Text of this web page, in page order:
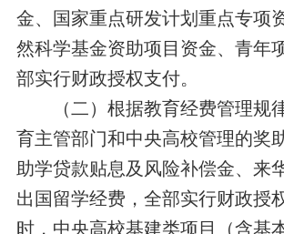
金、国家重点研发计划重点专项
然科学基金资助项目资金、青年
部实行财政授权支付。
（二）根据教育经费管理规
育主管部门和中央高校管理的奖
助学贷款贴息及风险补偿金、来
出国留学经费，全部实行财政授
时，中央高校基建类项目（含基